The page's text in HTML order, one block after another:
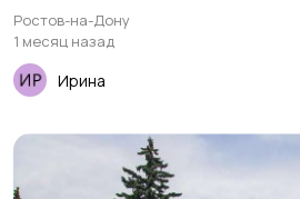
Ростов-на-Дону
1 месяц назад
Ирина